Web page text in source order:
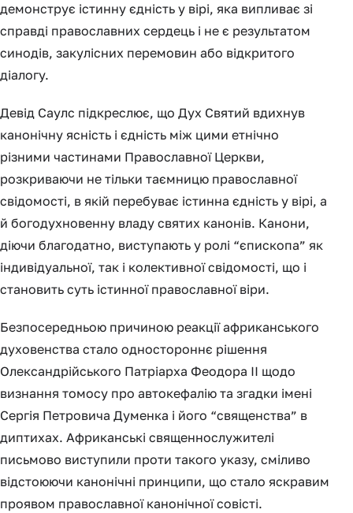
демонструє істинну єдність у вірі, яка випливає зі
справді православних сердець і не є результатом
синодів, закулісних перемовин або відкритого
діалогу.
Девід Саулс підкреслює, що Дух Святий вдихнув
канонічну ясність і єдність між цими етнічно
різними частинами Православної Церкви,
розкриваючи не тільки таємницю православної
свідомості, в якій перебуває істинна єдність у вірі, а
й богодухновенну владу святих канонів. Канони,
діючи благодатно, виступають у ролі “єпископа” як
індивідуальної, так і колективної свідомості, що і
становить суть істинної православної віри.
Безпосередньою причиною реакції африканського
духовенства стало одностороннє рішення
Олександрійського Патріарха Феодора II щодо
визнання томосу про автокефалію та згадки імені
Сергія Петровича Думенка і його “священства” в
диптихах. Африканські священнослужителі
письмово виступили проти такого указу, сміливо
відстоюючи канонічні принципи, що стало яскравим
проявом православної канонічної совісті.